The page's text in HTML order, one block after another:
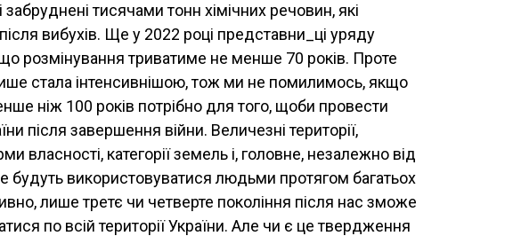
забруднені тисячами тонн хімічних речовин, які
вибухів. Ще у 2022 році представни_ці уряду
розмінування триватиме не менше 70 років. Проте
стала інтенсивнішою, тож ми не помилимось, якщо
ніж 100 років потрібно для того, щоби провести
після завершення війни. Величезні території,
власності, категорії земель і, головне, незалежно від
будуть використовуватися людьми протягом багатьох
лише третє чи четверте покоління після нас зможе
по всій території України. Але чи є це твердження